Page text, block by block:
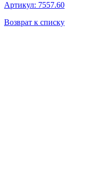
Артикул: 7557.60
Возврат к списку